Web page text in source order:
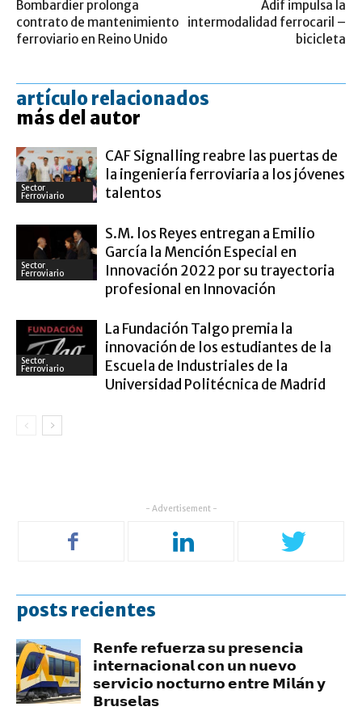
Bombardier prolonga
contrato de mantenimiento
ferroviario en Reino Unido
Adif impulsa la
intermodalidad ferrocaril –
bicicleta
artículo relacionados
más del autor
Sector
Ferroviario
CAF Signalling reabre las puertas de
la ingeniería ferroviaria a los jóvenes
talentos
Sector
Ferroviario
S.M. los Reyes entregan a Emilio
García la Mención Especial en
Innovación 2022 por su trayectoria
profesional en Innovación
Sector
Ferroviario
La Fundación Talgo premia la
innovación de los estudiantes de la
Escuela de Industriales de la
Universidad Politécnica de Madrid
- Advertisement -
posts recientes
𝗥𝗲𝗻𝗳𝗲 𝗿𝗲𝗳𝘂𝗲𝗿𝘇𝗮 𝘀𝘂 𝗽𝗿𝗲𝘀𝗲𝗻𝗰𝗶𝗮
𝗶𝗻𝘁𝗲𝗿𝗻𝗮𝗰𝗶𝗼𝗻𝗮𝗹 𝗰𝗼𝗻 𝘂𝗻 𝗻𝘂𝗲𝘃𝗼
𝘀𝗲𝗿𝘃𝗶𝗰𝗶𝗼 𝗻𝗼𝗰𝘁𝘂𝗿𝗻𝗼 𝗲𝗻𝘁𝗿𝗲 𝗠𝗶𝗹𝗮́𝗻 𝘆
𝗕𝗿𝘂𝘀𝗲𝗹𝗮𝘀